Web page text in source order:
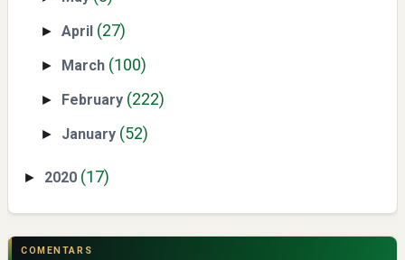
►April (27)
► March (100)
► February (222)
► January (52)
► 2020 (17)
COMENTARS